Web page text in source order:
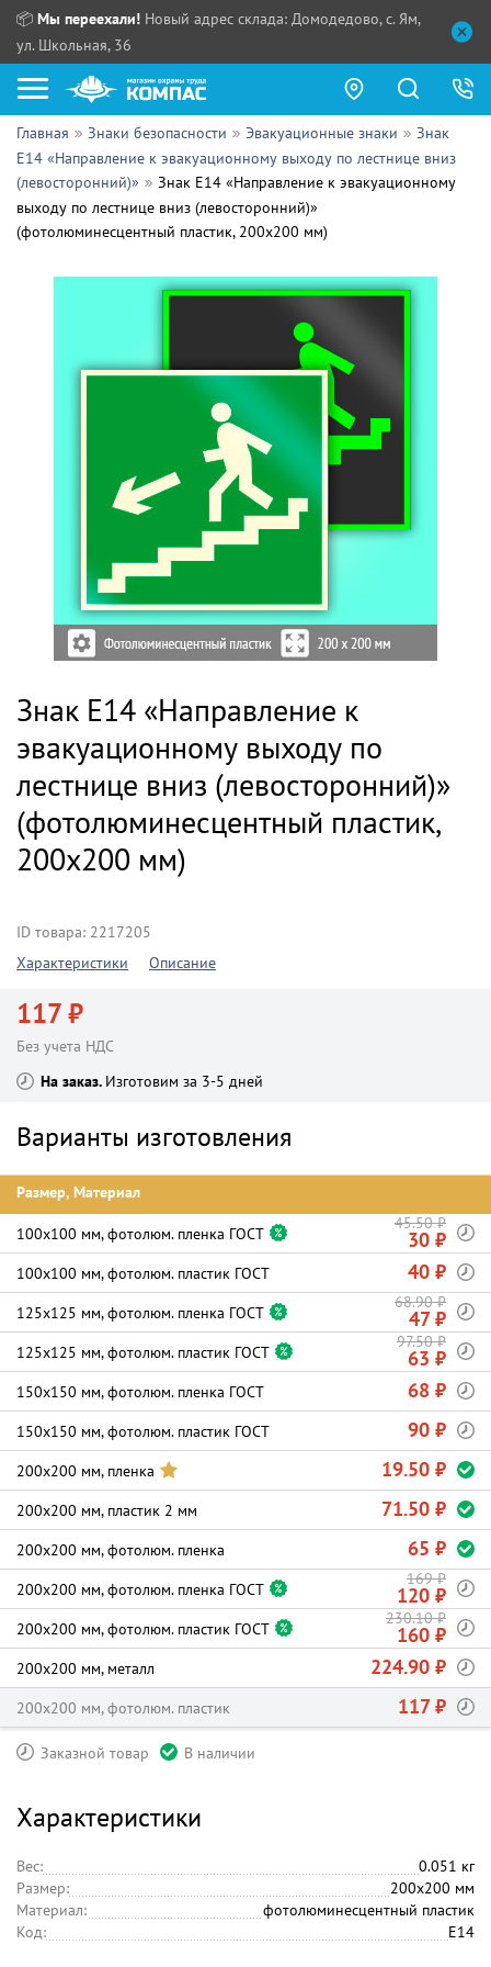
📦 Мы переехали! Новый адрес склада: Домодедово, с. Ям,
ул. Школьная, 36
Как купить?
Прайс-листы
Сотрудничество
Главная Знаки безопасности Эвакуационные знаки
Знак
E14 «Направление к эвакуационному выходу по лестнице вниз
(левосторонний)»
Знак E14 «Направление к эвакуационному
выходу по лестнице вниз (левосторонний)»
(фотолюминесцентный пластик, 200х200 мм)
Знак E14 «Направление к
эвакуационному выходу по
лестнице вниз (левосторонний)»
(фотолюминесцентный пластик,
200х200 мм)
ID товара: 2217205
Характеристики
Описание
117 ₽
Без учета НДС
На заказ Изготовим за 3-5 дней
Варианты изготовления
Размер, Материал
100х100 мм, фотолюм. пленка ГОСТ
45.50 ₽
30 ₽
100х100 мм, фотолюм. пластик ГОСТ 40 ₽
125х125 мм, фотолюм. пленка ГОСТ
68.90 ₽
47 ₽
125х125 мм, фотолюм. пластик ГОСТ
97.50 ₽
63 ₽
150х150 мм, фотолюм. пленка ГОСТ 68 ₽
150х150 мм, фотолюм. пластик ГОСТ 90 ₽
200х200 мм, пленка 19.50 ₽
200х200 мм, пластик 2 мм 71.50 ₽
200х200 мм, фотолюм. пленка 65 ₽
200х200 мм, фотолюм. пленка ГОСТ
169 ₽
120 ₽
200х200 мм, фотолюм. пластик ГОСТ
230.10 ₽
160 ₽
200х200 мм, металл 224.90 ₽
200х200 мм, фотолюм. пластик 117 ₽
Заказной товар В наличии
Характеристики
Вес:
0.051 кг
Размер:
200х200 мм
Материал:
фотолюминесцентный пластик
Код:
E14